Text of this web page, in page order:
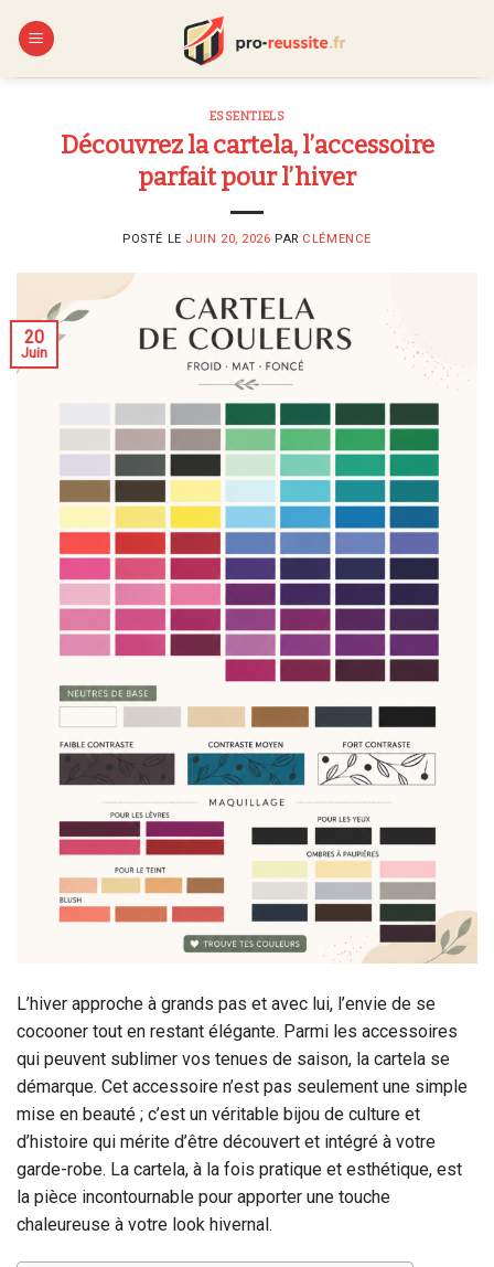
ESSENTIELS
Découvrez la cartela, l’accessoire
parfait pour l’hiver
POSTÉ LE JUIN 20, 2026 PAR CLÉMENCE
20
Juin
L’hiver approche à grands pas et avec lui, l’envie de se
cocooner tout en restant élégante. Parmi les accessoires
qui peuvent sublimer vos tenues de saison, la cartela se
démarque. Cet accessoire n’est pas seulement une simple
mise en beauté ; c’est un véritable bijou de culture et
d’histoire qui mérite d’être découvert et intégré à votre
garde-robe. La cartela, à la fois pratique et esthétique, est
la pièce incontournable pour apporter une touche
chaleureuse à votre look hivernal.